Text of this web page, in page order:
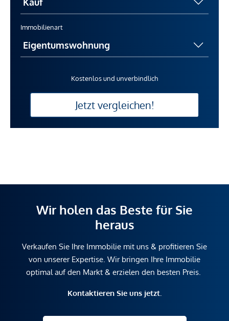
Immobilienart
Kostenlos und unverbindlich
Jetzt vergleichen!
Wir holen das Beste für Sie
heraus
Verkaufen Sie Ihre Immobilie mit uns & profitieren Sie
von unserer Expertise. Wir bringen Ihre Immobilie
optimal auf den Markt & erzielen den besten Preis.
Kontaktieren Sie uns jetzt.